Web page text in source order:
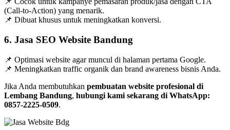
(Call-to-Action) yang menarik.
📌 Dibuat khusus untuk meningkatkan konversi.
6. Jasa SEO Website Bandung
📌 Optimasi website agar muncul di halaman pertama Google.
📌 Meningkatkan traffic organik dan brand awareness bisnis Anda.
Jika Anda membutuhkan pembuatan website profesional di
Lembang Bandung, hubungi kami sekarang di WhatsApp:
0857-2225-0509.